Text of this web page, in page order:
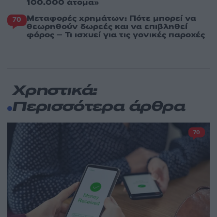
100.000 άτομα»
70 Μεταφορές χρημάτων: Πότε μπορεί να
θεωρηθούν δωρεές και να επιβληθεί
φόρος – Τι ισχυεί για τις γονικές παροχές
Χρηστικά:
Περισσότερα άρθρα
70